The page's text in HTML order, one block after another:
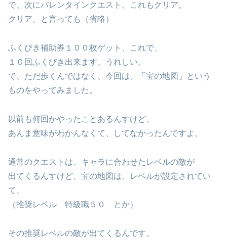
で、次にバレンタインクエスト、これもクリア。
クリア、と言っても（省略）
ふくびき補助券１００枚ゲット、これで、
１０回ふくびき出来ます、うれしい。
で、ただ歩くんではなく、今回は、「宝の地図」という
ものをやってみました。
以前も何回かやったことあるんすけど、
あんま意味がわかんなくて、してなかったんですよ。
通常のクエストは、キャラに合わせたレベルの敵が
出てくるんすけど、宝の地図は、レベルが設定されてい
て、
（推奨レベル 特級職５０ とか）
その推奨レベルの敵が出てくるんです。